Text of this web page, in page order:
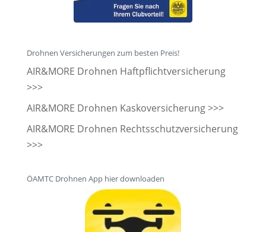
Drohnen Versicherungen zum besten Preis!
AIR&MORE Drohnen Haftpflichtversicherung
>>>
AIR&MORE Drohnen Kaskoversicherung >>>
AIR&MORE Drohnen Rechtsschutzversicherung
>>>
ÖAMTC Drohnen App hier downloaden